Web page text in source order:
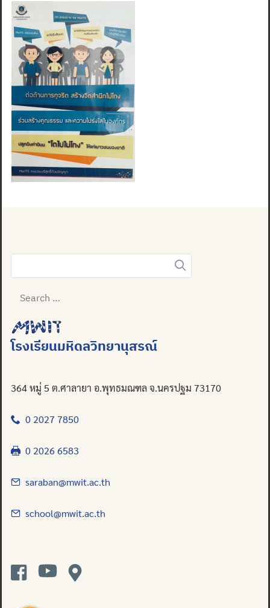
Search
for:
Search
for:
โรงเรียนมหิดลวิทยานุสรณ์
364 หมู่ 5 ต.ศาลายา อ.พุทธมณฑล จ.นครปฐม 73170
0 2027 7850
0 2026 6583
saraban@mwit.ac.th
school@mwit.ac.th